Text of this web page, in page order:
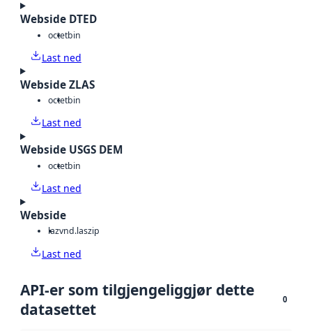
Webside DTED
octetbin
Last ned
Webside ZLAS
octetbin
Last ned
Webside USGS DEM
octetbin
Last ned
Webside
lazvnd.laszip
Last ned
API-er som tilgjengeliggjør dette
datasettet
0